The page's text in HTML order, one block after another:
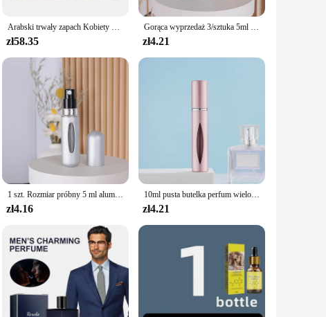
sticks creates a harmonious blend of sophistication and
are perfect for anyone who appreciates the finer things in
them a perfect gift for any occasion. Whether it's a
our diffusers are designed to leave a lasting impression.
Arabski trwały zapach Kobiety Perfumy Spray do ciała Roślinny kwiatowy zapach Feromon Woda perfumowana Koloń Mężczyźni 50ml Perfumy Hombre
zł58.35
Gorąca wyprzedaż 3/sztuka 5ml modna mini butelki do perfum aluminiowa lekka przenośna butelka z ultra cienkiej perfumy w sprayu wody kolońskiej
zł4.21
1 szt. Rozmiar próbny 5 ml aluminiowa butelka perfum dolna łatwa pompka do napełniania butelka perfum w sprayu Mini lekka niezbędna podróżna
zł4.16
10ml pusta butelka perfum wielokrotnego napełniania podróżna przenośna Mini damska perfumy atomizer oryginalny spray pojemniki kosmetyczne akumulator
zł4.21